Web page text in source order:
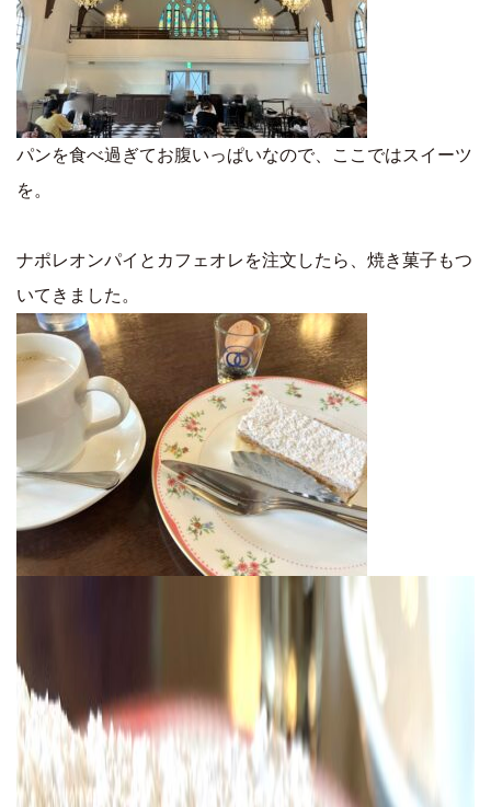
パンを食べ過ぎてお腹いっぱいなので、ここではスイーツ
を。
ナポレオンパイとカフェオレを注文したら、焼き菓子もつ
いてきました。